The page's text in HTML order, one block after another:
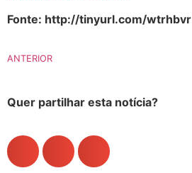
Fonte: http://tinyurl.com/wtrhbvr
ANTERIOR
Quer partilhar esta notícia?